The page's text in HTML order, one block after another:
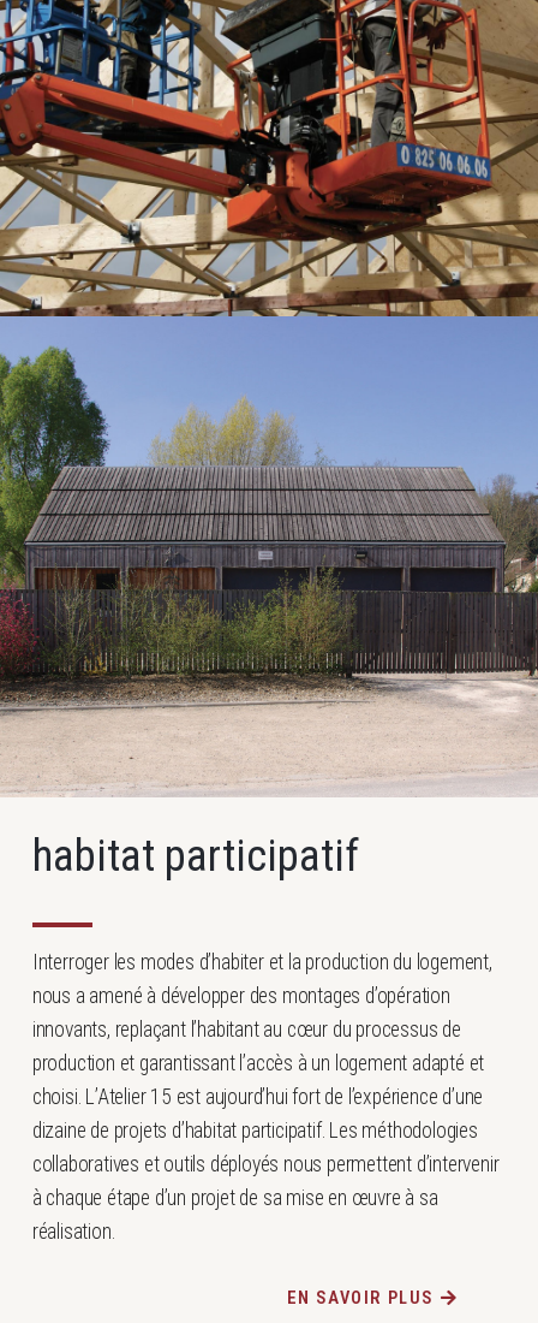
habitat participatif
Interroger les modes d’habiter et la production du logement,
nous a amené à développer des montages d’opération
innovants, replaçant l’habitant au cœur du processus de
production et garantissant l’accès à un logement adapté et
choisi. L’Atelier 15 est aujourd’hui fort de l’expérience d’une
dizaine de projets d’habitat participatif. Les méthodologies
collaboratives et outils déployés nous permettent d’intervenir
à chaque étape d’un projet de sa mise en œuvre à sa
réalisation.
EN SAVOIR PLUS